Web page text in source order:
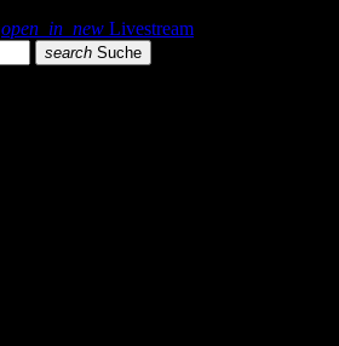
open_in_new Livestream
search Suche